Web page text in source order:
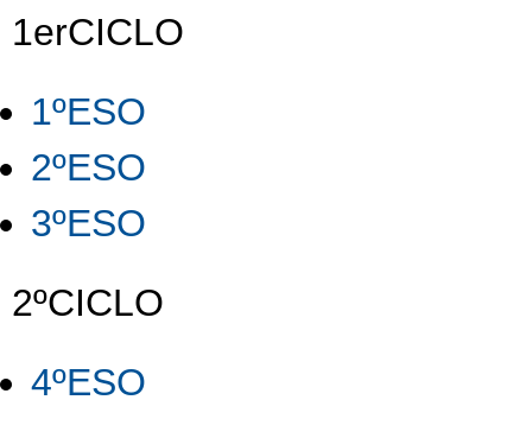
1erCICLO
1ºESO
2ºESO
3ºESO
2ºCICLO
4ºESO